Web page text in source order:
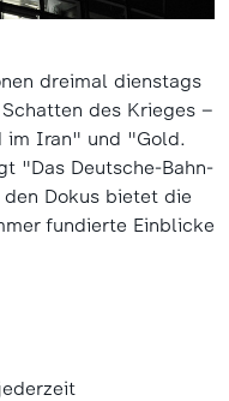
dreimal dienstags
des Krieges –
im Iran" und "Gold.
"Das Deutsche-Bahn-
Dokus bietet die
fundierte Einblicke